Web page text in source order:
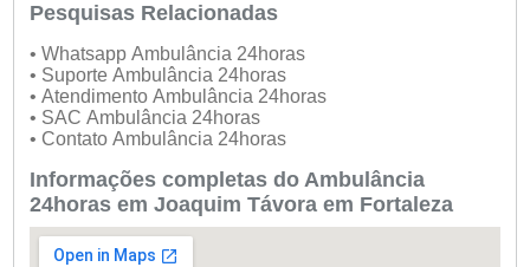
Pesquisas Relacionadas
• Whatsapp Ambulância 24horas
• Suporte Ambulância 24horas
• Atendimento Ambulância 24horas
• SAC Ambulância 24horas
• Contato Ambulância 24horas
Informações completas do Ambulância
24horas em Joaquim Távora em Fortaleza